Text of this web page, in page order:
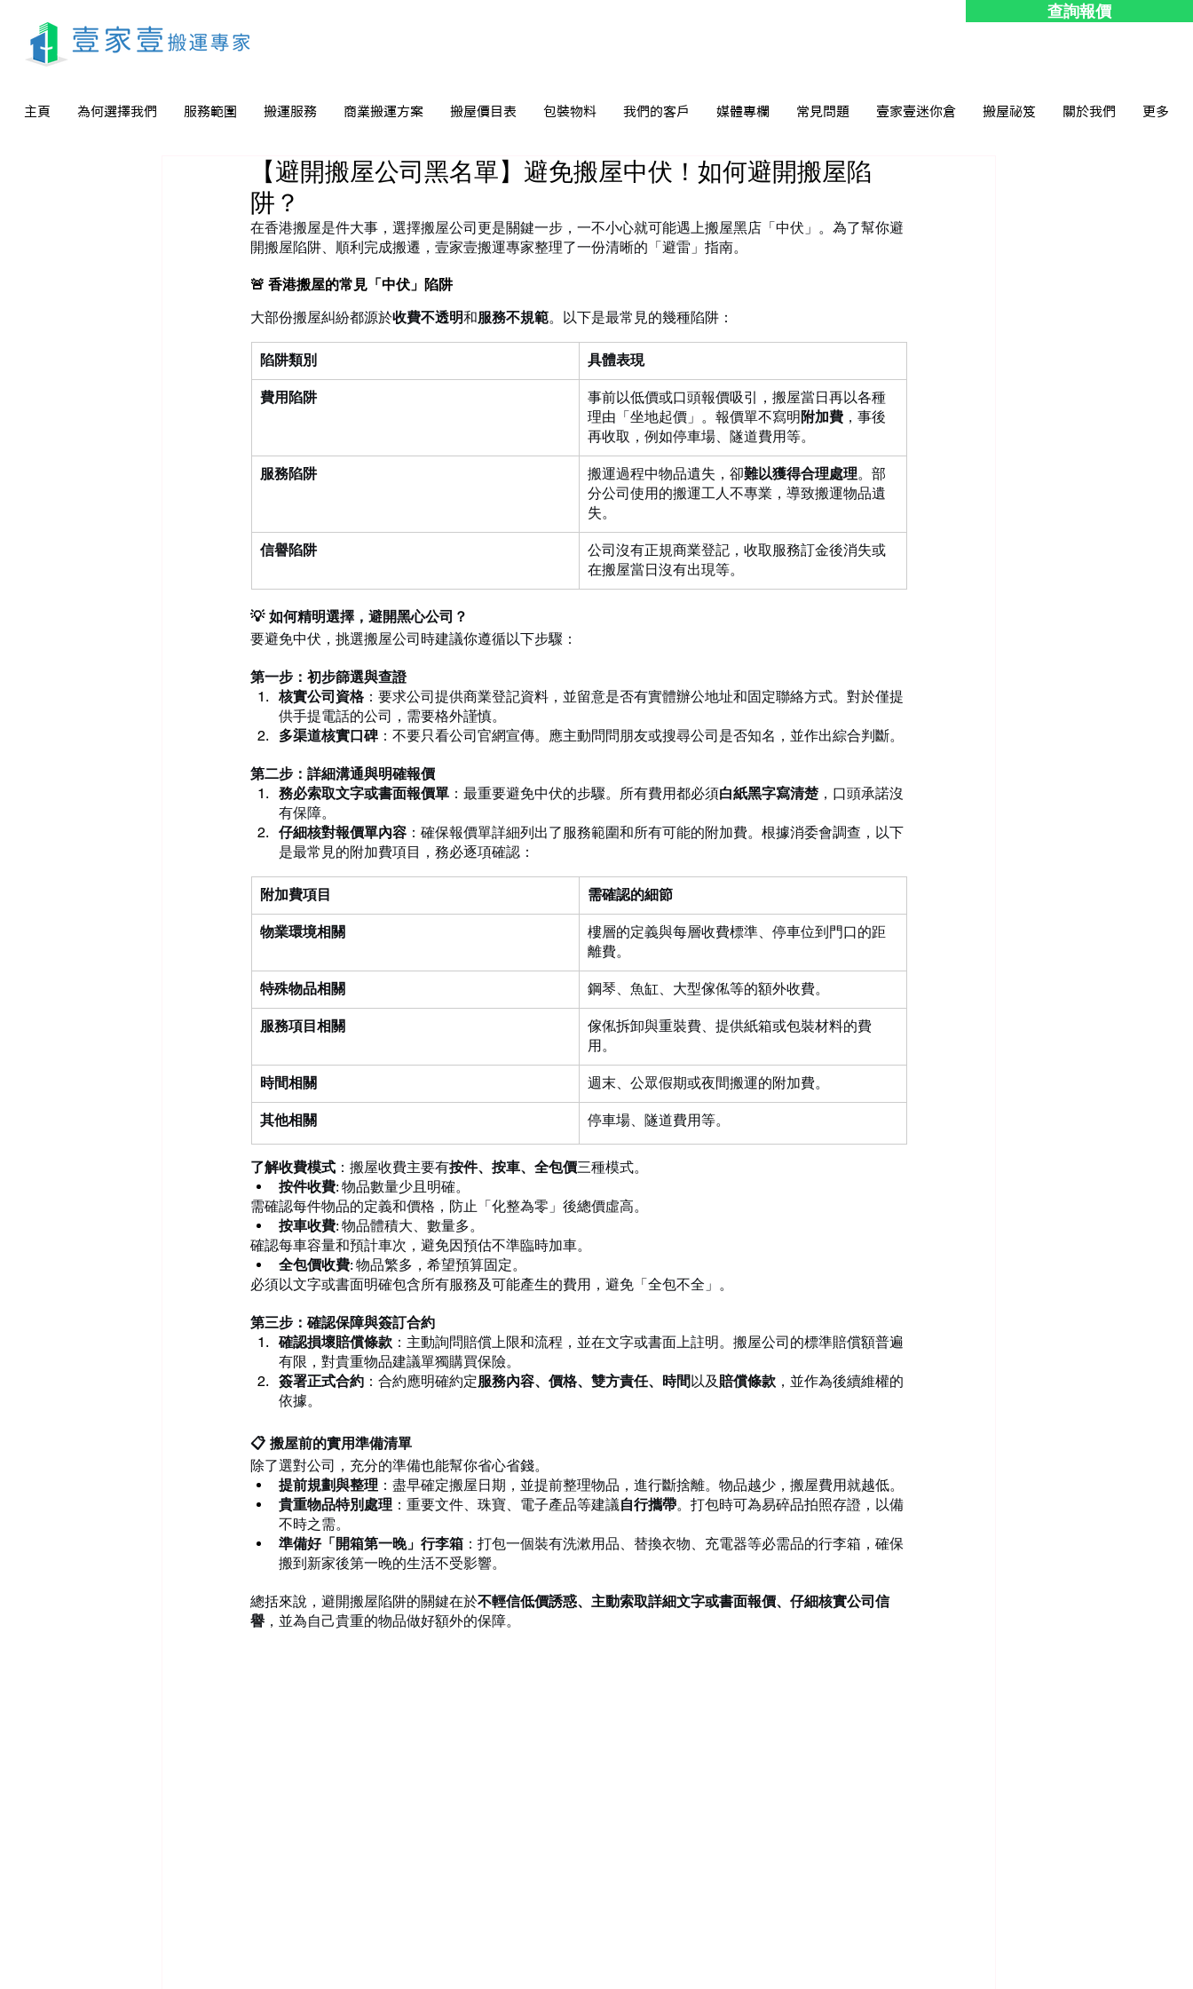
查詢報價
主頁 為何選擇我們 服務範圍 搬運服務 商業搬運方案 搬屋價目表 包裝物料 我們的客戶 媒體專欄 常見問題 壹家壹迷你倉 搬屋祕笈 關於我們 更多
【避開搬屋公司黑名單】避免搬屋中伏！如何避開搬屋陷
阱？
在香港搬屋是件大事，選擇搬屋公司更是關鍵一步，一不小心就可能遇上搬屋黑店「中伏」。為了幫你避
開搬屋陷阱、順利完成搬遷，壹家壹搬運專家整理了一份清晰的「避雷」指南。
🚨 香港搬屋的常見「中伏」陷阱
大部份搬屋糾紛都源於收費不透明和服務不規範。以下是最常見的幾種陷阱：
陷阱類別 具體表現
費用陷阱
事前以低價或口頭報價吸引，搬屋當日再以各種
理由「坐地起價」。報價單不寫明附加費 ，事後
再收取，例如停車場、隧道費用等。
服務陷阱 搬運過程中物品遺失，卻難以獲得合理處理。部
分公司使用的搬運工人不專業，導致搬運物品遺
失。
信譽陷阱
公司沒有正規商業登記，收取服務訂金後消失或
在搬屋當日沒有出現等。
💡 如何精明選擇，避開黑心公司？
要避免中伏，挑選搬屋公司時建議你遵循以下步驟：
第一步：初步篩選與查證
核實公司資格 ：要求公司提供商業登記資料，並留意是否有實體辦公地址和固定聯絡方式。對於僅提
供手提電話的公司，需要格外謹慎。
多渠道核實口碑 ：不要只看公司官網宣傳。應主動問問朋友或搜尋公司是否知名，並作出綜合判斷。
第二步：詳細溝通與明確報價
務必索取文字或書面報價單 ：最重要避免中伏的步驟。所有費用都必須白紙黑字寫清楚 ，口頭承諾沒
有保障。
仔細核對報價單內容 ：確保報價單詳細列出了服務範圍和所有可能的附加費。根據消委會調查，以下
是最常見的附加費項目，務必逐項確認：
附加費項目 需確認的細節
物業環境相關
樓層的定義與每層收費標準、停車位到門口的距
離費。
特殊物品相關 鋼琴、魚缸、大型傢俬等的額外收費。
服務項目相關
傢俬拆卸與重裝費、提供紙箱或包裝材料的費
用。
時間相關 週末、公眾假期或夜間搬運的附加費。
其他相關 停車場、隧道費用等。
了解收費模式 ：搬屋收費主要有按件、按車、全包價三種模式。
按件收費: 物品數量少且明確。
需確認每件物品的定義和價格，防止「化整為零」後總價虛高。
按車收費: 物品體積大、數量多。
確認每車容量和預計車次，避免因預估不準臨時加車。
全包價收費: 物品繁多，希望預算固定。
必須以文字或書面明確包含所有服務及可能產生的費用，避免「全包不全」。
第三步：確認保障與簽訂合約
確認損壞賠償條款 ：主動詢問賠償上限和流程，並在文字或書面上註明。搬屋公司的標準賠償額普遍
有限，對貴重物品建議單獨購買保險。
簽署正式合約 ：合約應明確約定服務內容、價格、雙方責任、時間以及 賠償條款 ，並作為後續維權的
依據。
📋 搬屋前的實用準備清單
除了選對公司，充分的準備也能幫你省心省錢。
提前規劃與整理 ：盡早確定搬屋日期，並提前整理物品，進行斷捨離。物品越少，搬屋費用就越低。
貴重物品特別處理 ：重要文件、珠寶、電子產品等建議自行攜帶。打包時可為易碎品拍照存證，以備
不時之需。
準備好「開箱第一晚」行李箱 ：打包一個裝有洗漱用品、替換衣物、充電器等必需品的行李箱，確保
搬到新家後第一晚的生活不受影響。
總括來說，避開搬屋陷阱的關鍵在於不輕信低價誘惑、主動索取詳細文字或書面報價、仔細核實公司信
譽 ，並為自己貴重的物品做好額外的保障。